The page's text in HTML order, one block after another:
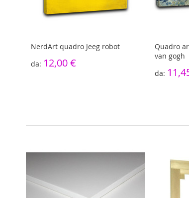
NerdArt quadro Jeeg robot
12,00 €
Quadro
van gogh